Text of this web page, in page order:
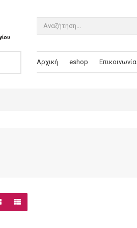
Αρχική eshop Επικοινωνία